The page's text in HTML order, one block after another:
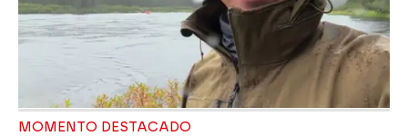
MOMENTO DESTACADO